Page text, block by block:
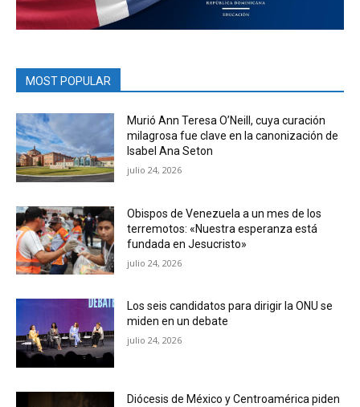
MOST POPULAR
Murió Ann Teresa O’Neill, cuya curación
milagrosa fue clave en la canonización de
Isabel Ana Seton
julio 24, 2026
Obispos de Venezuela a un mes de los
terremotos: «Nuestra esperanza está
fundada en Jesucristo»
julio 24, 2026
Los seis candidatos para dirigir la ONU se
miden en un debate
julio 24, 2026
Diócesis de México y Centroamérica piden